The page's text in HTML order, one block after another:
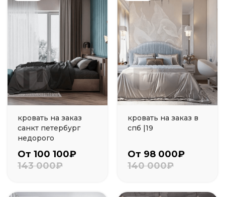
кровать на заказ
санкт петербург
недорого
От 100 100₽
143 000₽
кровать на заказ в
спб |19
От 98 000₽
140 000₽